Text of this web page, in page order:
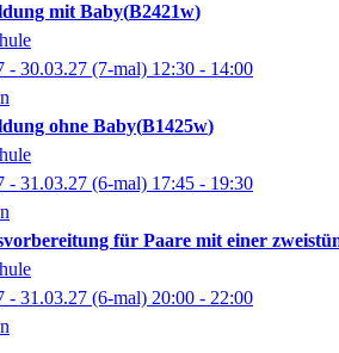
mit Baby B2421w
- 30.03.27 (7-mal) 12:30 - 14:00
ohne Baby B1425w
- 31.03.27 (6-mal) 17:45 - 19:30
für Paare mit einer
- 31.03.27 (6-mal) 20:00 - 22:00